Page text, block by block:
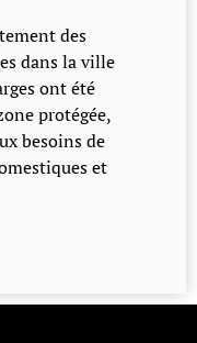
des
dans la ville
ont été
protégée,
besoins de
et